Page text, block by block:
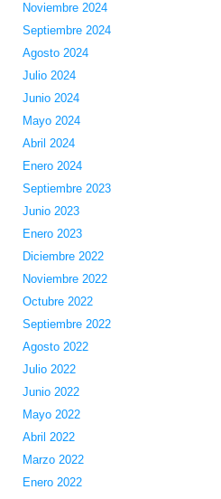
Noviembre 2024
Septiembre 2024
Agosto 2024
Julio 2024
Junio 2024
Mayo 2024
Abril 2024
Enero 2024
Septiembre 2023
Junio 2023
Enero 2023
Diciembre 2022
Noviembre 2022
Octubre 2022
Septiembre 2022
Agosto 2022
Julio 2022
Junio 2022
Mayo 2022
Abril 2022
Marzo 2022
Enero 2022